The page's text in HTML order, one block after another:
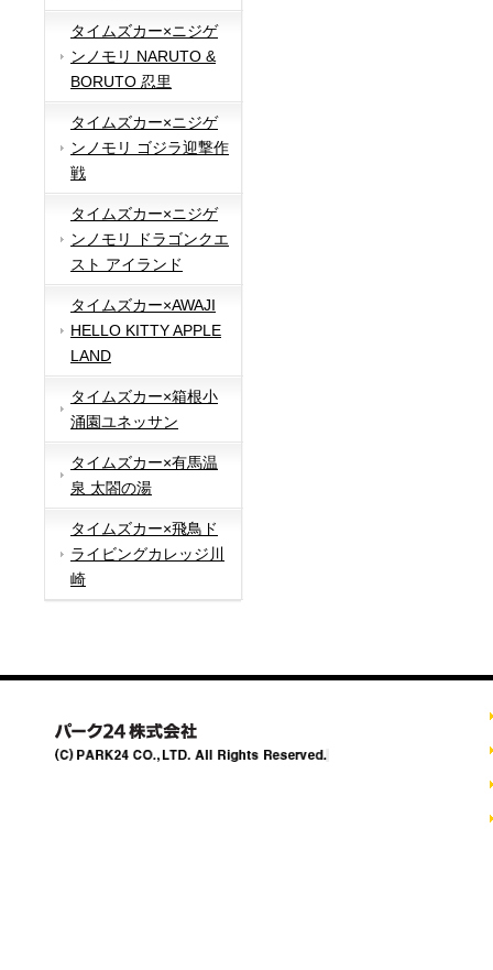
タイムズカー×ニジゲ
ンノモリ NARUTO &
BORUTO 忍里
タイムズカー×ニジゲ
ンノモリ ゴジラ迎撃作
戦
タイムズカー×ニジゲ
ンノモリ ドラゴンクエ
スト アイランド
タイムズカー×AWAJI
HELLO KITTY APPLE
LAND
タイムズカー×箱根小
涌園ユネッサン
タイムズカー×有馬温
泉 太閤の湯
タイムズカー×飛鳥ド
ライビングカレッジ川
崎